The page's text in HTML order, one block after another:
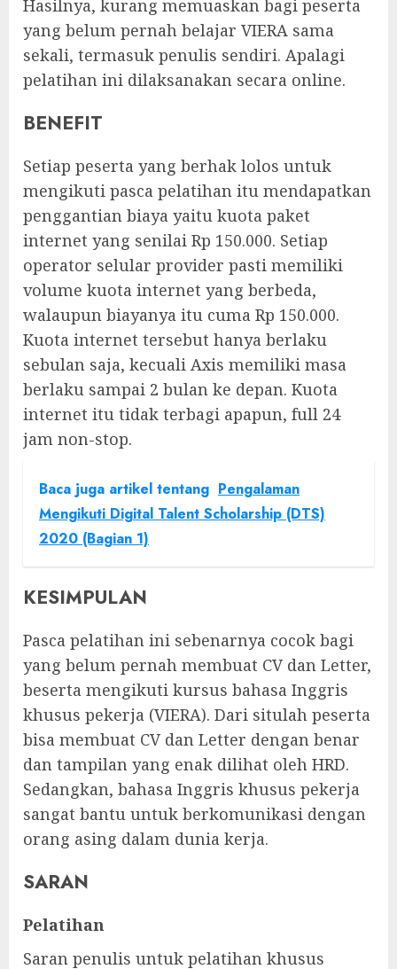
Hasilnya, kurang memuaskan bagi peserta
yang belum pernah belajar VIERA sama
sekali, termasuk penulis sendiri. Apalagi
pelatihan ini dilaksanakan secara online.
BENEFIT
Setiap peserta yang berhak lolos untuk
mengikuti pasca pelatihan itu mendapatkan
penggantian biaya yaitu kuota paket
internet yang senilai Rp 150.000. Setiap
operator selular provider pasti memiliki
volume kuota internet yang berbeda,
walaupun biayanya itu cuma Rp 150.000.
Kuota internet tersebut hanya berlaku
sebulan saja, kecuali Axis memiliki masa
berlaku sampai 2 bulan ke depan. Kuota
internet itu tidak terbagi apapun, full 24
jam non-stop.
Baca juga artikel tentang Pengalaman
Mengikuti Digital Talent Scholarship (DTS)
2020 (Bagian 1)
KESIMPULAN
Pasca pelatihan ini sebenarnya cocok bagi
yang belum pernah membuat CV dan Letter,
beserta mengikuti kursus bahasa Inggris
khusus pekerja (VIERA). Dari situlah peserta
bisa membuat CV dan Letter dengan benar
dan tampilan yang enak dilihat oleh HRD.
Sedangkan, bahasa Inggris khusus pekerja
sangat bantu untuk berkomunikasi dengan
orang asing dalam dunia kerja.
SARAN
Pelatihan
Saran penulis untuk pelatihan khusus